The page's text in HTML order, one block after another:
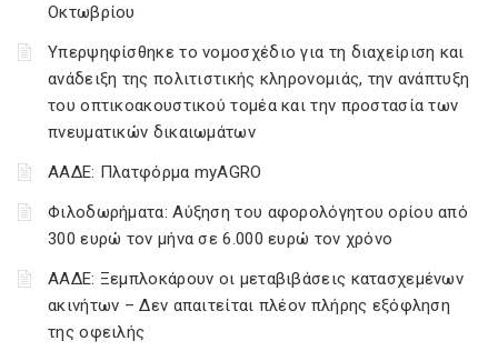
Οκτωβρίου
Υπερψηφίσθηκε το νομοσχέδιο για τη διαχείριση και
ανάδειξη της πολιτιστικής κληρονομιάς, την ανάπτυξη
του οπτικοακουστικού τομέα και την προστασία των
πνευματικών δικαιωμάτων
ΑΑΔΕ: Πλατφόρμα myAGRO
Φιλοδωρήματα: Αύξηση του αφορολόγητου ορίου από
300 ευρώ τον μήνα σε 6.000 ευρώ τον χρόνο
ΑΑΔΕ: Ξεμπλοκάρουν οι μεταβιβάσεις κατασχεμένων
ακινήτων – Δεν απαιτείται πλέον πλήρης εξόφληση
της οφειλής